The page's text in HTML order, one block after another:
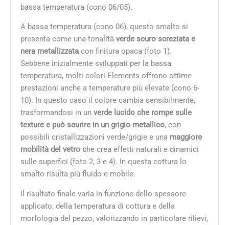
bassa temperatura (cono 06/05).
A bassa temperatura (cono 06), questo smalto si
presenta come una tonalità verde scuro screziata e
nera metallizzatacon finitura opaca (foto 1).
Sebbene inizialmente sviluppati per la bassa
temperatura, molti colori Elements offrono ottime
prestazioni anche a temperature più elevate (cono 6-
10). In questo caso il colore cambia sensibilmente,
trasformandosi in un verde lucido che rompe sulle
texture e può scurire in un grigio metallico, con
possibili cristallizzazioni verde/grigie e unamaggiore
mobilità del vetro che crea effetti naturali e dinamici
sulle superfici (foto 2, 3 e 4). In questa cottura lo
smalto risulta più fluido e mobile.
Il risultato finale varia in funzione dello spessore
applicato, della temperatura di cottura e della
morfologia del pezzo, valorizzando in particolare rilievi,